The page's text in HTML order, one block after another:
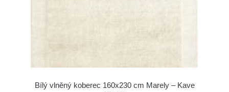
Bílý vlněný koberec 160x230 cm Marely – Kave